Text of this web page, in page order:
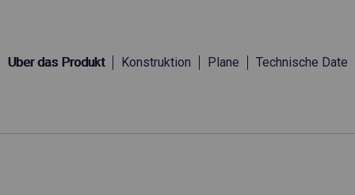
Über das Produkt Konstruktion Plane Technische Daten